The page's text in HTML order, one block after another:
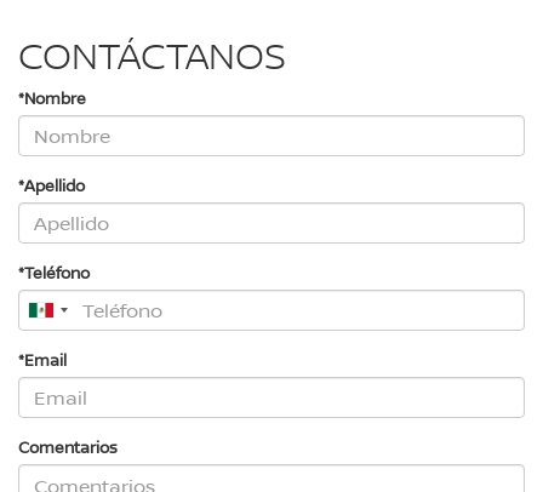
CONTÁCTANOS
*Nombre
*Apellido
*Teléfono
*Email
Comentarios